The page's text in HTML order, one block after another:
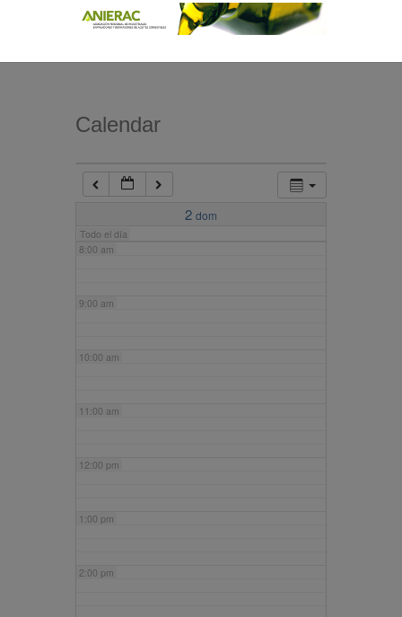
Calendar
2 dom
Todo el día
7:00 am
8:00 am
9:00 am
10:00 am
11:00 am
12:00 pm
1:00 pm
2:00 pm